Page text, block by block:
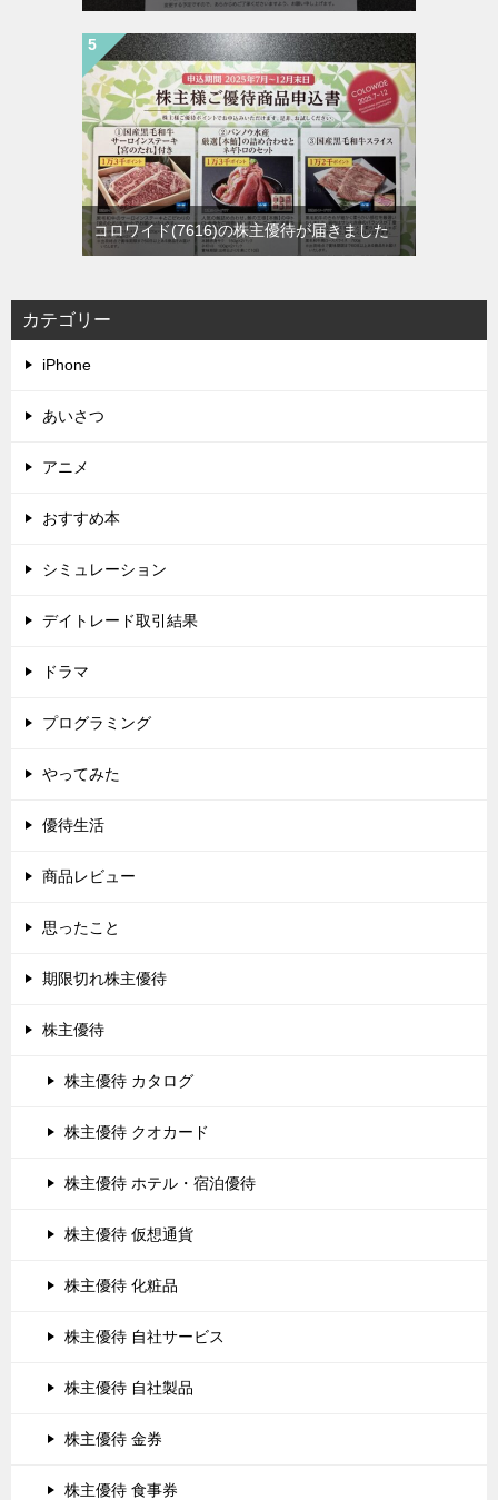
コロワイド(7616)の株主優待が届きました
カテゴリー
iPhone
あいさつ
アニメ
おすすめ本
シミュレーション
デイトレード取引結果
ドラマ
プログラミング
やってみた
優待生活
商品レビュー
思ったこと
期限切れ株主優待
株主優待
株主優待 カタログ
株主優待 クオカード
株主優待 ホテル・宿泊優待
株主優待 仮想通貨
株主優待 化粧品
株主優待 自社サービス
株主優待 自社製品
株主優待 金券
株主優待 食事券